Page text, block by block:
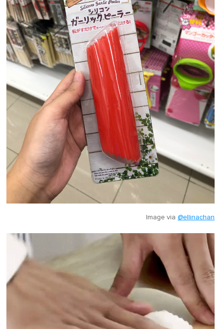
Image via @ellinachan